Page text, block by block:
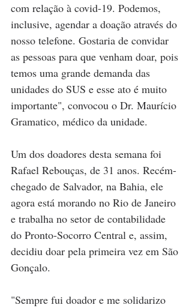
com relação à covid-19. Podemos,
inclusive, agendar a doação através do
nosso telefone. Gostaria de convidar
as pessoas para que venham doar, pois
temos uma grande demanda das
unidades do SUS e esse ato é muito
importante", convocou o Dr. Maurício
Gramatico, médico da unidade.
Um dos doadores desta semana foi
Rafael Rebouças, de 31 anos. Recém-
chegado de Salvador, na Bahia, ele
agora está morando no Rio de Janeiro
e trabalha no setor de contabilidade
do Pronto-Socorro Central e, assim,
decidiu doar pela primeira vez em São
Gonçalo.
"Sempre fui doador e me solidarizo